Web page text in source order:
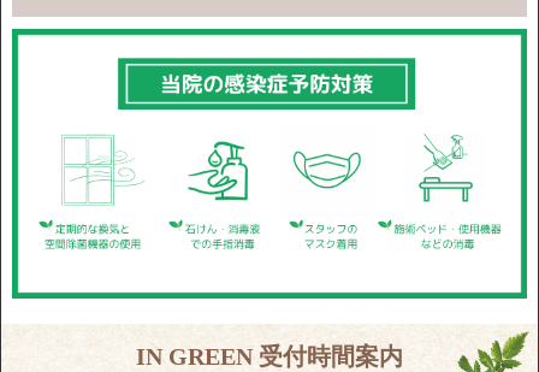
IN GREEN 受付時間案内